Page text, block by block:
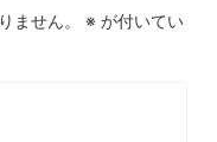
ません。 ※ が付いてい